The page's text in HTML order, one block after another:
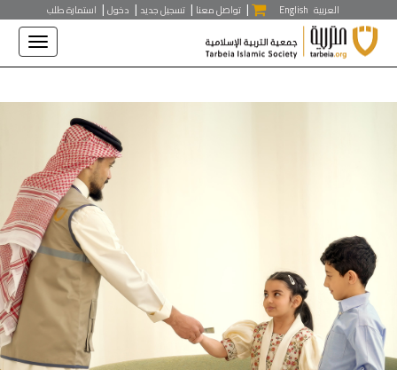
| استمارة طلب | دخول | تسجيل جديد | تواصل معنا English العربية